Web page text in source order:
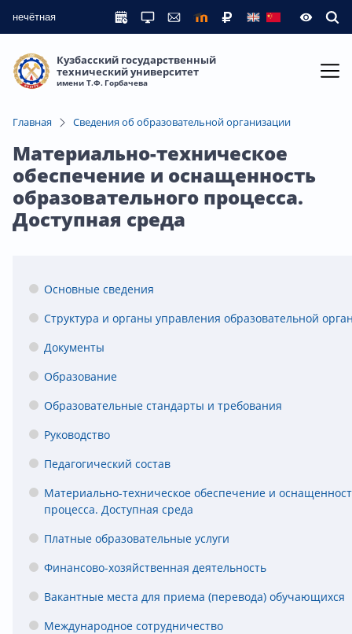
нечётная
Кузбасский государственный
технический университет
имени Т.Ф. Горбачева
Главная Сведения об образовательной организации
Материально-техническое
обеспечение и оснащенность
образовательного процесса.
Доступная среда
Основные сведения
Структура и органы управления образовательной
Документы
Образование
Образовательные стандарты и требования
Руководство
Педагогический состав
Материально-техническое обеспечение и
процесса. Доступная среда
Платные образовательные услуги
Финансово-хозяйственная деятельность
Вакантные места для приема (перевода) обучающихся
Международное сотрудничество